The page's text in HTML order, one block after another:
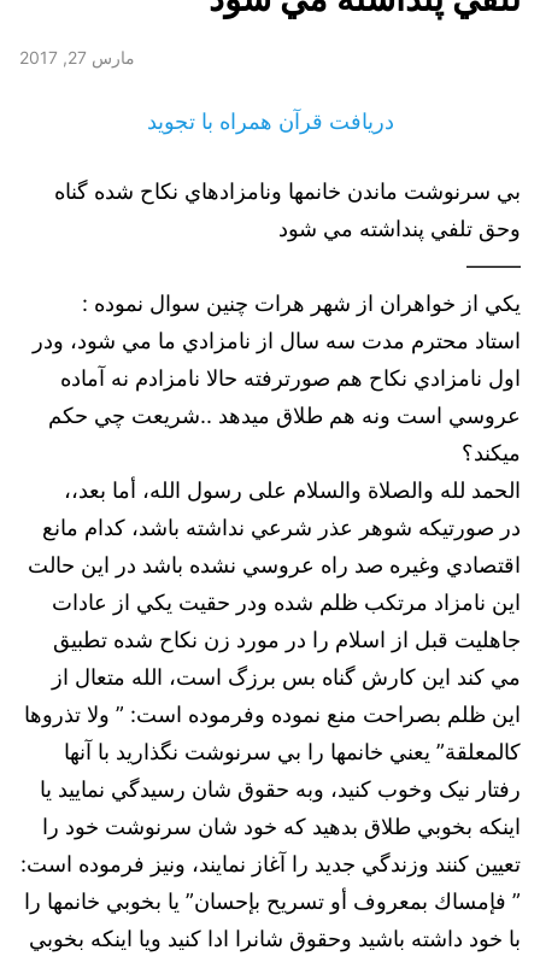
مارس 27, 2017
دریافت قرآن همراه با تجوید
بي سرنوشت ماندن خانمها ونامزادهاي نكاح شده گناه
وحق تلفي پنداشته مي شود
——–
يكي از خواهران از شهر هرات چنين سوال نموده :
استاد محترم مدت سه سال از نامزادي ما مي شود، ودر
اول نامزادي نكاح هم صورترفته حالا نامزادم نه آماده
عروسي است ونه هم طلاق میدهد ..شريعت چي حكم
ميكند؟
الحمد لله والصلاة والسلام على رسول الله، أما بعد،،
در صورتيكه شوهر عذر شرعي نداشته باشد، كدام مانع
اقتصادي وغيره صد راه عروسي نشده باشد در اين حالت
اين نامزاد مرتكب ظلم شده ودر حقيت يكي از عادات
جاهليت قبل از اسلام را در مورد زن نكاح شده تطبيق
مي كند این کارش گناه بس برزگ است، الله متعال از
اين ظلم بصراحت منع نموده وفرموده است: ” ولا تذروها
كالمعلقة” يعني خانمها را بي سرنوشت نگذاريد با آنها
رفتار نيک وخوب كنيد، وبه حقوق شان رسيدگي نمایید يا
اينكه بخوبي طلاق بدهيد كه خود شان سرنوشت خود را
تعيين كنند وزندگي جديد را آغاز نمايند، ونيز فرموده است:
” فإمساك بمعروف أو تسريح بإحسان” يا بخوبي خانمها را
با خود داشته باشيد وحقوق شانرا ادا كنيد ويا اينكه بخوبي